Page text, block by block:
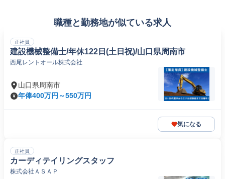
職種と勤務地が似ている求人
正社員
建設機械整備士/年休122日(土日祝)/山口県周南市
西尾レントオール株式会社
山口県周南市
年俸400万円～550万円
気になる
正社員
カーディテイリングスタッフ
株式会社ＡＳＡＰ